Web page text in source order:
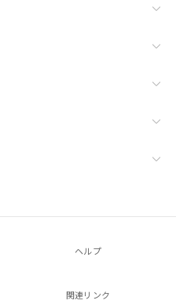
ヘルプ
関連リンク